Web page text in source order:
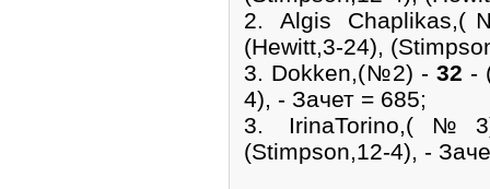
2. Algis
(Hewitt,3-24),
3. Dokken,(№2) - 32 -
4), - Зачет = 685;
3.
(Stimpson,12-4), -